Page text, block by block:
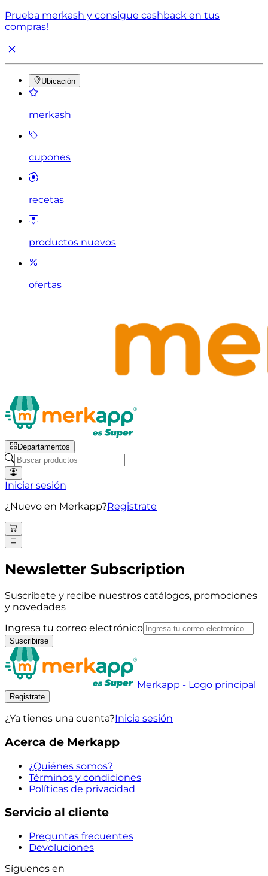
Prueba merkash y consigue cashback en tus
compras!
Ubicación
merkash
cupones
recetas
productos nuevos
ofertas
Departamentos
Iniciar sesión
¿Nuevo en Merkapp?Registrate
Newsletter Subscription
Suscríbete y recibe nuestros catálogos, promociones
y novedades
Ingresa tu correo electrónico
Suscribirse
Merkapp - Logo principal
Registrate
¿Ya tienes una cuenta?Inicia sesión
Acerca de Merkapp
¿Quiénes somos?
Términos y condiciones
Políticas de privacidad
Servicio al cliente
Preguntas frecuentes
Devoluciones
Síguenos en